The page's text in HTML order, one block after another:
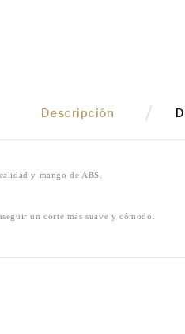
Descripción
y mango de ABS.
un corte más suave y cómodo.